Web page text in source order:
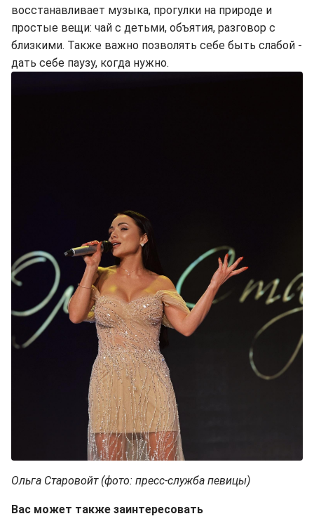
восстанавливает музыка, прогулки на природе и
простые вещи: чай с детьми, объятия, разговор с
близкими. Также важно позволять себе быть слабой -
дать себе паузу, когда нужно.
Ольга Старовойт (фото: пресс-служба певицы)
Вас может также заинтересовать